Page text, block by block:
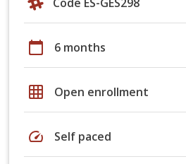
calendar_today 6 months
grid_on Open enrollment
speed Self paced